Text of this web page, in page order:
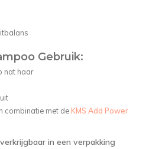
Gebruik:
nat haar
combinatie met deKMS Add Power
in een verpakking